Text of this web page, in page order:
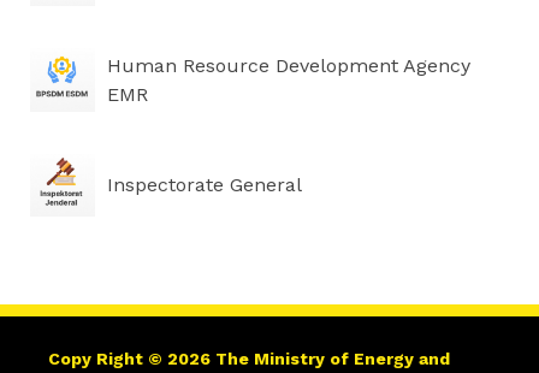
Human Resource Development Agency
EMR
Inspectorate General
Copy Right © 2026 The Ministry of Energy and